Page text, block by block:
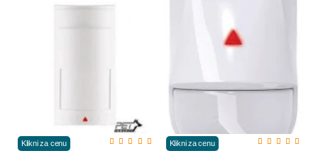
Klikni za cenu Klikni za cenu